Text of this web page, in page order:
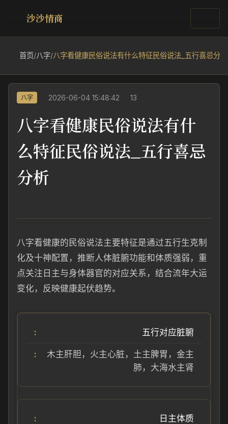
沙沙情商
首页/八字/八字看健康民俗说法有什么特征民俗说法_五行喜忌分析
八字 2026-06-04 15:48:42 13
八字看健康民俗说法有什
么特征民俗说法_五行喜忌
分析
八字看健康的民俗说法主要特征是通过五行生克制
化及十神配置，推断人体脏腑功能和体质强弱，重
点关注日主与身体器官的对应关系，结合流年大运
变化，反映健康起伏趋势。
五行对应脏腑
木主肝胆，火主心脏，土主脾胃，金主
肺，大海水主肾
日主体质